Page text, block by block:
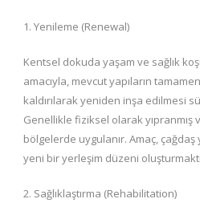
1. Yenileme (Renewal)
Kentsel dokuda yaşam ve sağlık
amacıyla, mevcut yapıların
kaldırılarak yeniden inşa edilmesi
Genellikle fiziksel olarak yıpranmış
bölgelerde uygulanır. Amaç,
yeni bir yerleşim düzeni
2. Sağlıklaştırma (Rehabilitation)